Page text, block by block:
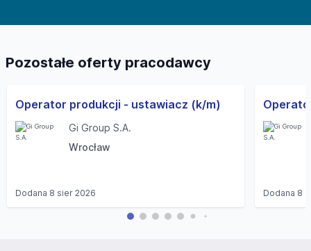
Pozostałe oferty pracodawcy
Operator produkcji - ustawiacz (k/m)
Gi Group S.A.
Wrocław
Dodana 8 sier 2026 Dodana 8